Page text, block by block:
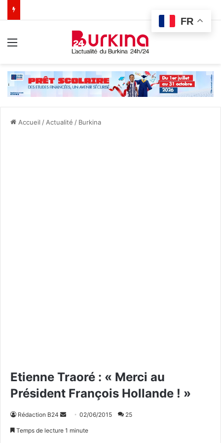
Accueil / Actualité / Burkina
Etienne Traoré : « Merci au
Président François Hollande ! »
Rédaction B24 02/06/2015 25
Temps de lecture 1 minute
FR